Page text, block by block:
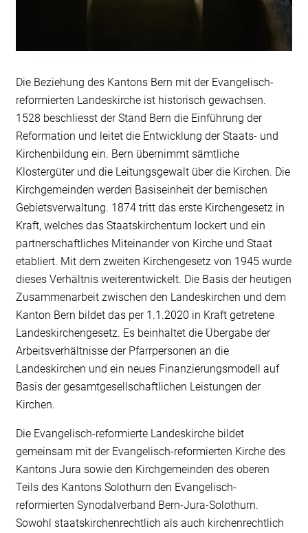
Die Beziehung des Kantons Bern mit der Evangelisch-
reformierten Landeskirche ist historisch gewachsen.
1528 beschliesst der Stand Bern die Einführung der
Reformation und leitet die Entwicklung der Staats- und
Kirchenbildung ein. Bern übernimmt sämtliche
Klostergüter und die Leitungsgewalt über die Kirchen. Die
Kirchgemeinden werden Basiseinheit der bernischen
Gebietsverwaltung. 1874 tritt das erste Kirchengesetz in
Kraft, welches das Staatskirchentum lockert und ein
partnerschaftliches Miteinander von Kirche und Staat
etabliert. Mit dem zweiten Kirchengesetz von 1945 wurde
dieses Verhältnis weiterentwickelt. Die Basis der heutigen
Zusammenarbeit zwischen den Landeskirchen und dem
Kanton Bern bildet das per 1.1.2020 in Kraft getretene
Landeskirchengesetz. Es beinhaltet die Übergabe der
Arbeitsverhältnisse der Pfarrpersonen an die
Landeskirchen und ein neues Finanzierungsmodell auf
Basis der gesamtgesellschaftlichen Leistungen der
Kirchen.
Die Evangelisch-reformierte Landeskirche bildet
gemeinsam mit der Evangelisch-reformierten Kirche des
Kantons Jura sowie den Kirchgemeinden des oberen
Teils des Kantons Solothurn den Evangelisch-
reformierten Synodalverband Bern-Jura-Solothurn.
Sowohl staatskirchenrechtlich als auch kirchenrechtlich